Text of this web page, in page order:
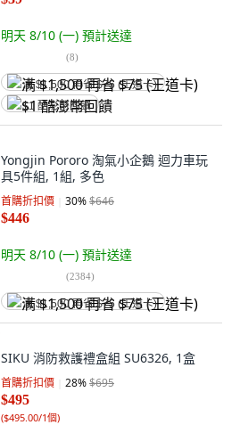
明天 8/10 (一) 預計送達
(8)
满 $1,500 再省 $75 (王道卡)
$1 酷澎幣回饋
Yongjin Pororo 淘氣小企鵝 迴力車玩
具5件組, 1組, 多色
首購折扣價 30%$646
$446
明天 8/10 (一) 預計送達
(2384)
满 $1,500 再省 $75 (王道卡)
SIKU 消防救護禮盒組 SU6326, 1盒
首購折扣價 28%$695
$495
($495.00/1個)